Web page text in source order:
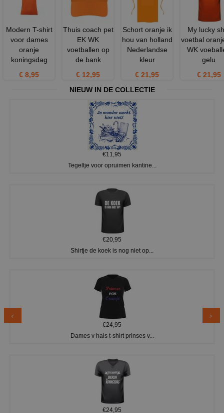
Modern T-shirt
voor dames
oranje
koningsdag
€ 8,95
Thuis coach pet
EK WK
voetballen op
de bank
€ 12,95
Schort oranje ik
hou van holland
Nederlandse
kleur
€ 21,95
My lucky
voetbal
WK
gelu
€ 21,95
NIEUW IN DE COLLECTIE
€11,95
Tegeltje voor opruimen kantine...
€20,95
Shirtje de koek is nog niet op...
€24,95
Dames v hals t-shirt prinses v...
€24,95